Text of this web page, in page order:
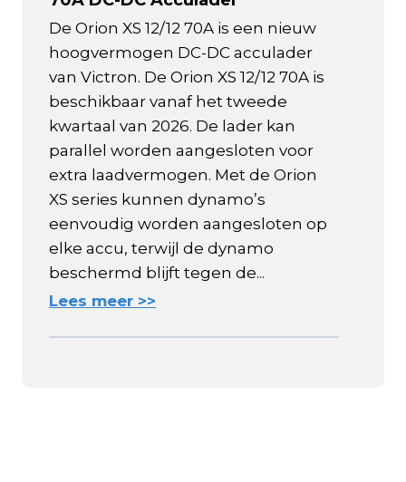
De Orion XS 12/12 70A is een nieuw
hoogvermogen DC-DC acculader
van Victron. De Orion XS 12/12 70A is
beschikbaar vanaf het tweede
kwartaal van 2026. De lader kan
parallel worden aangesloten voor
extra laadvermogen. Met de Orion
XS series kunnen dynamo’s
eenvoudig worden aangesloten op
elke accu, terwijl de dynamo
beschermd blijft tegen de...
Lees meer >>